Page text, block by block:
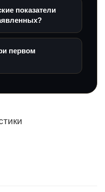
показатели
первом